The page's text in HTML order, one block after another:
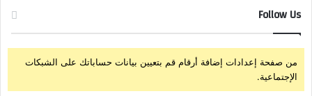
د
Follow Us
من صفحة إعدادات إضافة أرقام قم بتعيين بيانات حساباتك على الشبكات
الإجتماعية.